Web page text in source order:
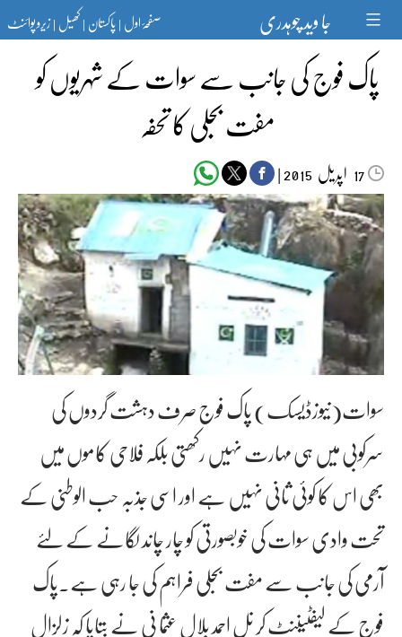
content جا وید چوہدری صفحۂ اول|پاکستان|کھیل|زیرو پوائنٹ
پاک فوج کی جانب سے سوات کے شہریوں کو
مفت بجلی کا تحفہ
17 اپریل‬‮ |
سوات(نیوزڈیسک) پاک فوج صرف دہشت گردوں کی
سرکوبی میں ہی مہارت نہیں رکھتی بلکہ فلاحی کاموں میں
بھی اس کا کوئی ثانی نہیں ہے اور اسی جذبہ حب الوطنی کے
تحت وادی سوات کی خوبصورتی کو چار چاند لگانے کے لئے
آرمی کی جانب سے مفت بجلی فراہم کی جا رہی ہے۔پاک
فوج کے لیفٹیننٹ کر نل احمد بلال عثما نی نے بتایا کہ زلزال